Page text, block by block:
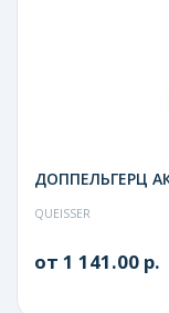
ДОППЕЛЬГЕРЦ
QUEISSER
от 1 141.00 р.